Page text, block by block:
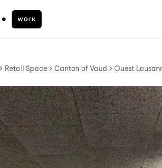
Retail Space Canton of Vaud Ouest